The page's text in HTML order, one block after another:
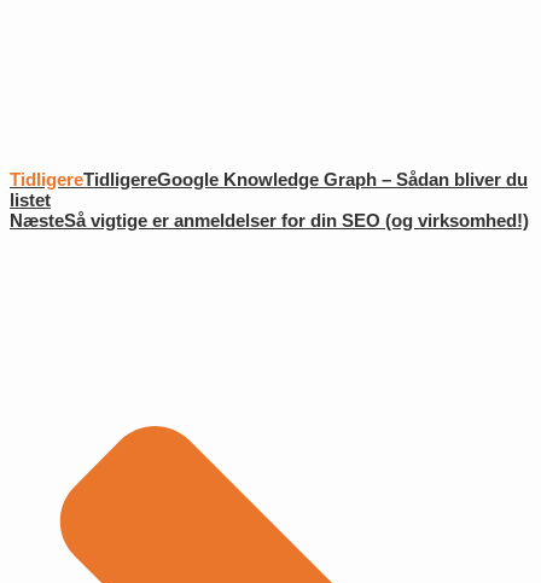
TidligereTidligereGoogle Knowledge Graph – Sådan bliver du
listet
NæsteSå vigtige er anmeldelser for din SEO (og virksomhed!)